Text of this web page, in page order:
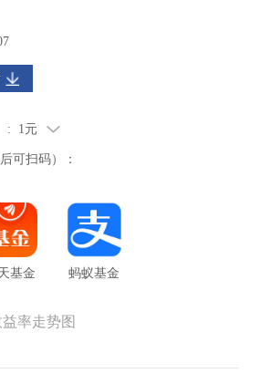
: 1元
可扫码）：
基金 蚂蚁基金
率走势图